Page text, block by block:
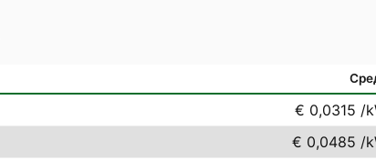
€ 0,0315 /
€ 0,0485 /